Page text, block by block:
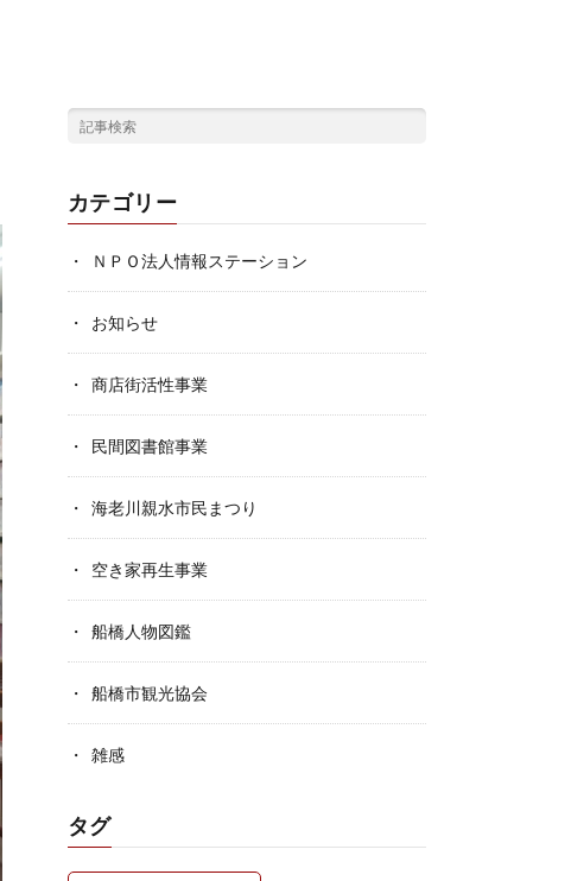
カテゴリー
ＮＰＯ法人情報ステーション
お知らせ
商店街活性事業
民間図書館事業
海老川親水市民まつり
空き家再生事業
船橋人物図鑑
船橋市観光協会
雑感
タグ